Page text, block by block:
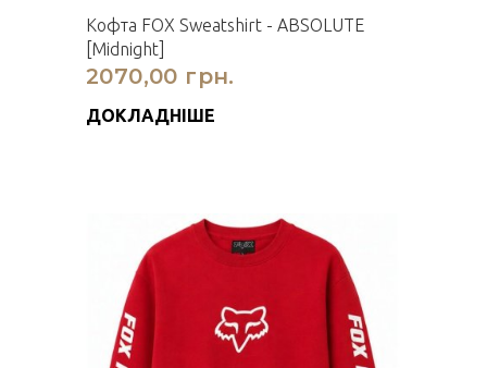
Кофта FOX Sweatshirt - ABSOLUTE
[Midnight]
2070,00 грн.
ДОКЛАДНІШЕ